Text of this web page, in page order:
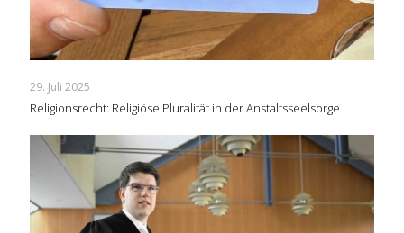
29. Juli 2025
Religionsrecht: Religiöse Pluralität in der Anstaltsseelsorge